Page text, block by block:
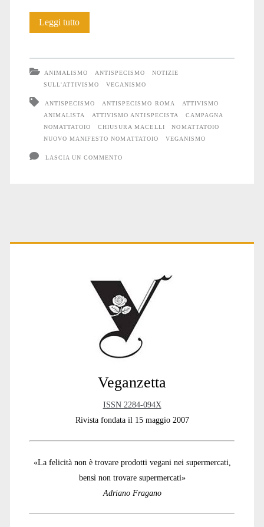
Leggi tuttoIl
di
NOmattatoio
ANIMALISMO ANTISPECISMO
NOTIZIE
SULL'ATTIVISMO
VEGANISMO
ANTISPECISMO ANTISPECISMO ROMA
ATTIVISMO
ANIMALISTA
ATTIVISMO ANTISPECISTA
CAMPAGNA
NOMATTATOIO
CHIUSURA MACELLI
NOMATTATOIO
NUOVO MANIFESTO NOMATTATOIO
VEGANISMO
LASCIA UN COMMENTO
Primary
Veganzetta
ISSN 2284-094X
Rivista fondata il 15 maggio 2007
«La felicità non è trovare prodotti vegani nei supermercati,
bensì non trovare supermercati»
Adriano Fragano